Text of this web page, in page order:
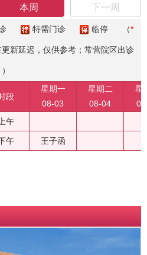
本周 下一周
特需门诊 临停 （*
新延迟，仅供参考；常营院区出诊
段
星期一
08-03
星期二
08-04
星
上午
午 王子函